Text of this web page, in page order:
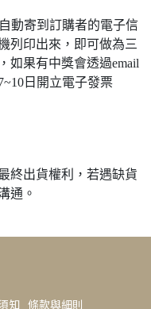
動寄到訂購者的電子信
列印出來，即可做為三
如果有中獎會透過email
日開立電子發票
終出貨權利，若遇缺貨
通。
知 條款與細則